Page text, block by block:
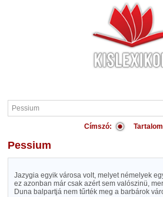
Címszó:
Pessium
Jazygia egyik városa volt, melyet némelyek
ez azonban már csak azért sem valószinü,
Duna balpartjá nem tűrték meg a barbárok